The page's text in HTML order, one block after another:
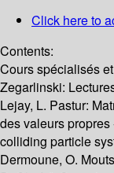
Click here to
Contents:
Cours spécialisés
Zegarlinski:
Lejay, L. Pastur:
des valeurs
colliding particle
Dermoune, O.